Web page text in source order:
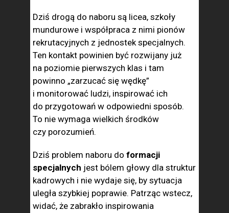
Dziś drogą do naboru są licea, szkoły
mundurowe i współpraca z nimi pionów
rekrutacyjnych z jednostek specjalnych.
Ten kontakt powinien być rozwijany już
na poziomie pierwszych klas i tam
powinno „zarzucać się wędkę”
i monitorować ludzi, inspirować ich
do przygotowań w odpowiedni sposób.
To nie wymaga wielkich środków
czy porozumień.
Dziś problem naboru do formacji
specjalnych jest bólem głowy dla struktur
kadrowych i nie wydaje się, by sytuacja
uległa szybkiej poprawie. Patrząc wstecz,
widać, że zabrakło inspirowania